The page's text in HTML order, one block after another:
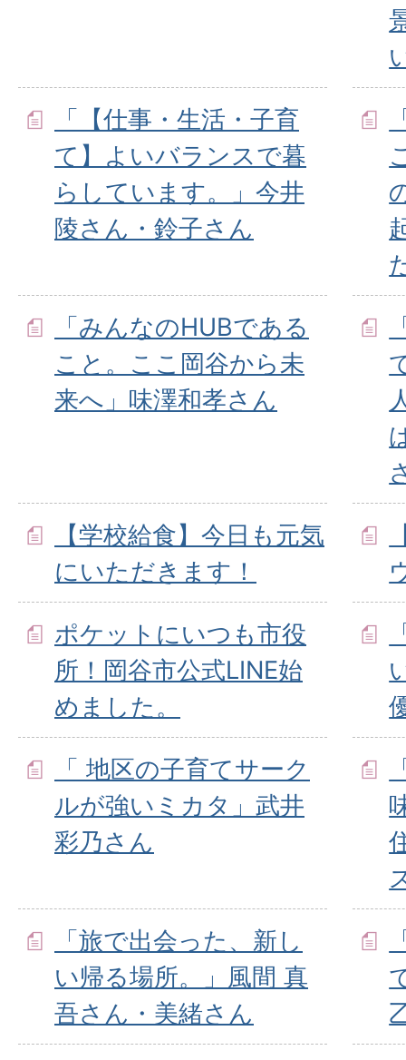
「【仕事・生活・子育
て】よいバランスで暮
らしています。」今井
陵さん・鈴子さん
「みんなのHUBである
こと。ここ岡谷から未
来へ」味澤和孝さん
【学校給食】今日も元気
にいただきます！
ポケットにいつも市役
所！岡谷市公式LINE始
めました。
「 地区の子育てサーク
ルが強いミカタ」武井
彩乃さん
「旅で出会った、新し
い帰る場所。」風間 真
吾さん・美緒さん